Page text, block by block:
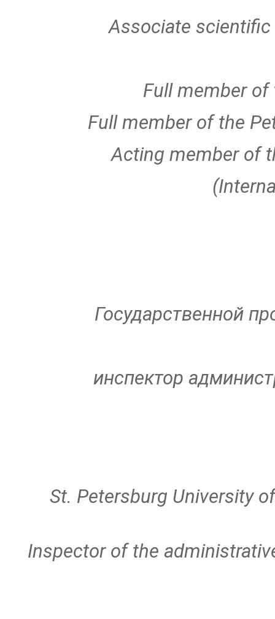
Associate
Full member of
Full member of the
Acting member of
Государственной
инспектор
St. Petersburg University
Inspector of the